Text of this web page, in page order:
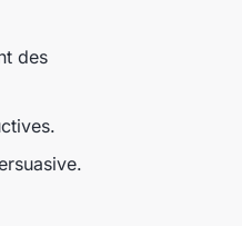
des